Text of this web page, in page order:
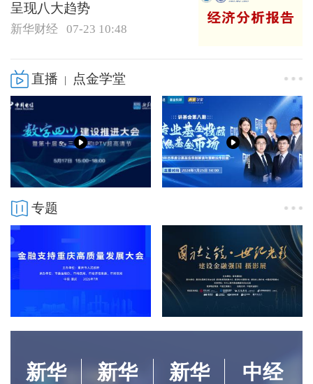
呈现八大趋势
新华财经 07-23 10:48
直播 | 点金学堂
专题
新华
新华
新华
中经